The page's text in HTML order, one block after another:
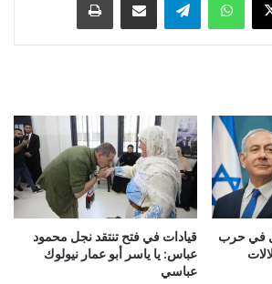
في حرب
قيادات في فتح تنتقد نجل محمود
عباس: يا ياسر أبو عمار نيولوك
عباسي